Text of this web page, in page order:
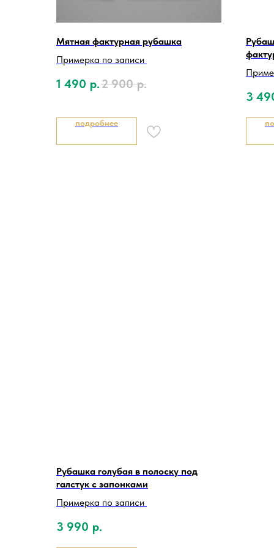
Мятная фактурная рубашка
Примерка по записи
1 490 р.2 900 р.
подробнее
3
Рубашка голубая в полоску под
галстук с запонками
Примерка по записи
3 990 р.